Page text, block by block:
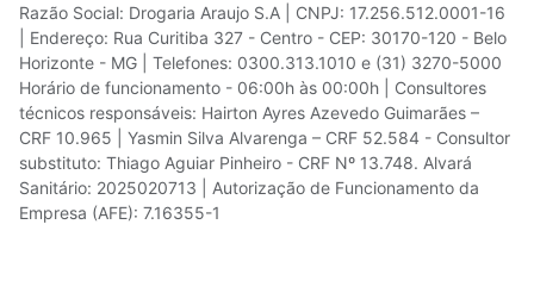
Razão Social: Drogaria Araujo S.A | CNPJ: 17.256.512.0001-16
| Endereço: Rua Curitiba 327 - Centro - CEP: 30170-120 - Belo
Horizonte - MG | Telefones: 0300.313.1010 e (31) 3270-5000
Horário de funcionamento - 06:00h às 00:00h | Consultores
técnicos responsáveis: Hairton Ayres Azevedo Guimarães –
CRF 10.965 | Yasmin Silva Alvarenga – CRF 52.584 - Consultor
substituto: Thiago Aguiar Pinheiro - CRF Nº 13.748. Alvará
Sanitário: 2025020713 | Autorização de Funcionamento da
Empresa (AFE): 7.16355-1